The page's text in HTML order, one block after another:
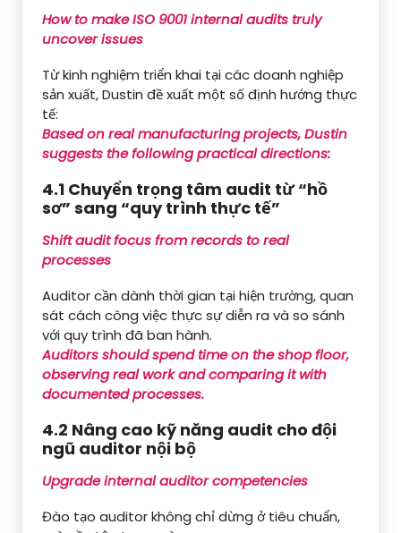
How to make ISO 9001 internal audits truly
uncover issues
Từ kinh nghiệm triển khai tại các doanh nghiệp
sản xuất, Dustin đề xuất một số định hướng thực
tế:
Based on real manufacturing projects, Dustin
suggests the following practical directions:
4.1 Chuyển trọng tâm audit từ “hồ
sơ” sang “quy trình thực tế”
Shift audit focus from records to real
processes
Auditor cần dành thời gian tại hiện trường, quan
sát cách công việc thực sự diễn ra và so sánh
với quy trình đã ban hành.
Auditors should spend time on the shop floor,
observing real work and comparing it with
documented processes.
4.2 Nâng cao kỹ năng audit cho đội
ngũ auditor nội bộ
Upgrade internal auditor competencies
Đào tạo auditor không chỉ dừng ở tiêu chuẩn,